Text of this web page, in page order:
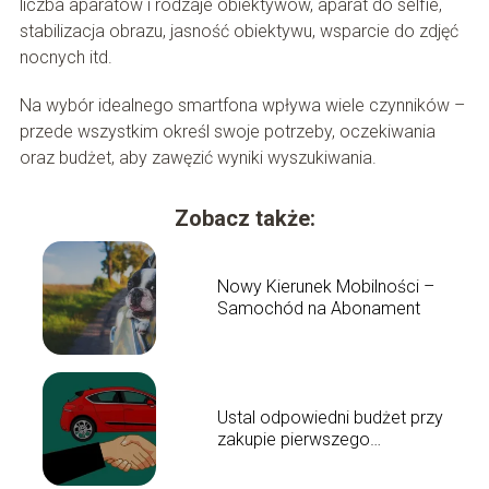
liczba aparatów i rodzaje obiektywów, aparat do selfie,
stabilizacja obrazu, jasność obiektywu, wsparcie do zdjęć
nocnych itd.
Na wybór idealnego smartfona wpływa wiele czynników –
przede wszystkim określ swoje potrzeby, oczekiwania
oraz budżet, aby zawęzić wyniki wyszukiwania.
Zobacz także:
Nowy Kierunek Mobilności –
Samochód na Abonament
Ustal odpowiedni budżet przy
zakupie pierwszego